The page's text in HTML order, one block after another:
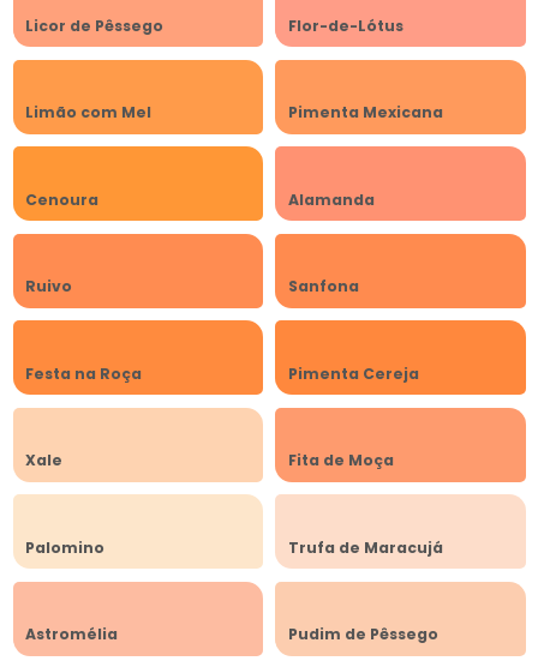
Licor de Pêssego Flor-de-Lótus
Limão com Mel Pimenta Mexicana
Cenoura Alamanda
Ruivo Sanfona
Festa na Roça Pimenta Cereja
Xale Fita de Moça
Palomino Trufa de Maracujá
Astromélia Pudim de Pêssego